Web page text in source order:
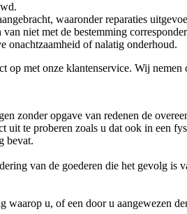
waaronder reparaties
niet met de bestemming
onachtzaamheid of nalatig onderhoud.
op met onze klantenservice. Wij
zonder opgave van redenen de
uit te proberen zoals u dat ook in
bevat.
van de goederen die het gevolg
u, of een door u aangewezen